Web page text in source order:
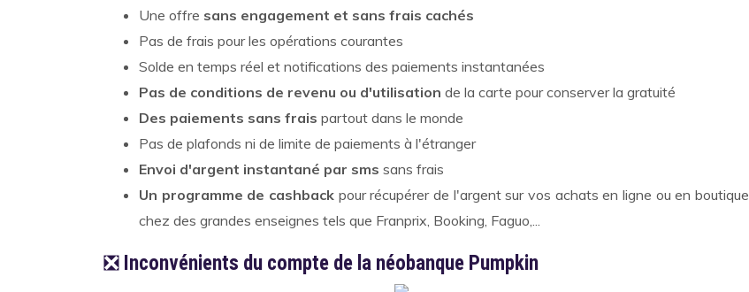
Une offre sans engagement et sans frais cachés
Pas de frais pour les opérations courantes
Solde en temps réel et notifications des paiements instantanées
Pas de conditions de revenu ou d'utilisation de la carte pour conserver la gratuité
Des paiements sans frais partout dans le monde
Pas de plafonds ni de limite de paiements à l'étranger
Envoi d'argent instantané par sms sans frais
Un programme de cashback pour récupérer de l'argent sur vos achats en ligne ou en boutique
chez des grandes enseignes tels que Franprix, Booking, Faguo,...
❎ Inconvénients du compte de la néobanque Pumpkin